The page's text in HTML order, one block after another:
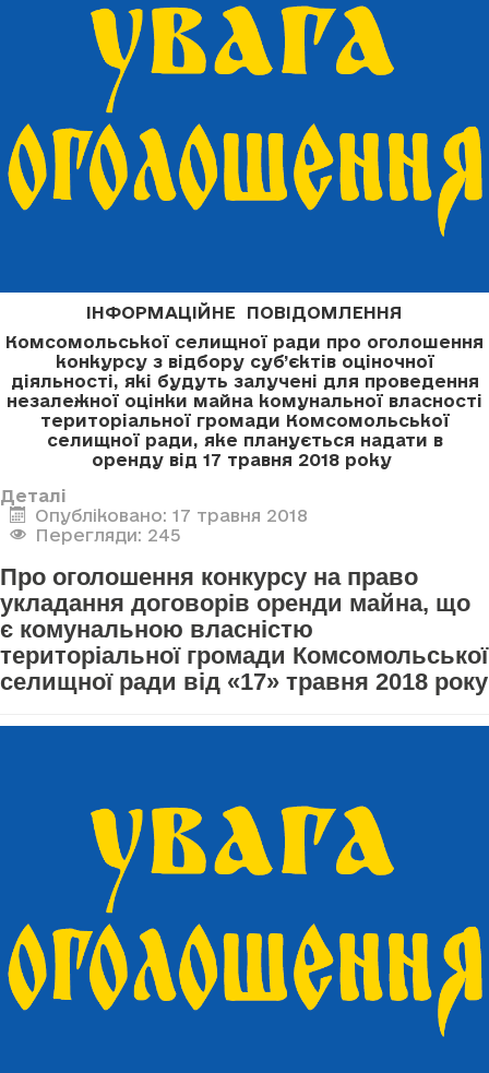
ІНФОРМАЦІЙНЕ ПОВІДОМЛЕННЯ
Комсомольської селищної ради про оголошення
конкурсу з відбору суб’єктів оціночної
діяльності, які будуть залучені для проведення
незалежної оцінки майна комунальної власності
територіальної громади Комсомольської
селищної ради, яке планується надати в
оренду від 17 травня 2018 року
Деталі
Опубліковано: 17 травня 2018
Перегляди: 245
Про оголошення конкурсу на право
укладання договорів оренди майна, що
є комунальною власністю
територіальної громади Комсомольської
селищної ради від «17» травня 2018 року